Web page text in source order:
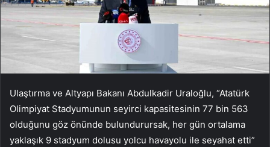
Ulaştırma ve Altyapı Bakanı Abdulkadir Uraloğlu, “Atatürk
Olimpiyat Stadyumunun seyirci kapasitesinin 77 bin 563
olduğunu göz önünde bulundurursak, her gün ortalama
yaklaşık 9 stadyum dolusu yolcu havayolu ile seyahat etti”